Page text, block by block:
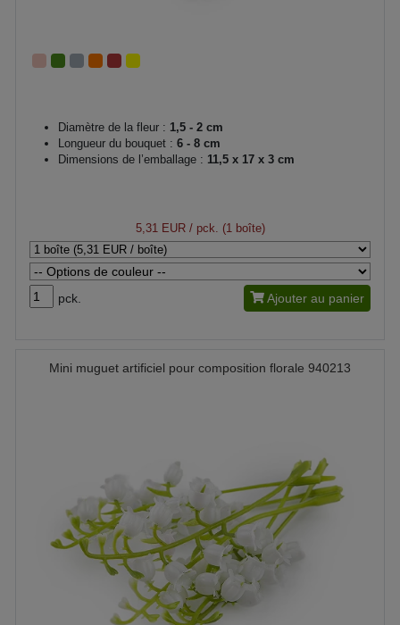
Diamètre de la fleur : 1,5 - 2 cm
Longueur du bouquet : 6 - 8 cm
Dimensions de l’emballage : 11,5 x 17 x 3 cm
5,31 EUR/ pck. (1 boîte)
pck. Ajouter au panier
Mini muguet artificiel pour composition florale 940213